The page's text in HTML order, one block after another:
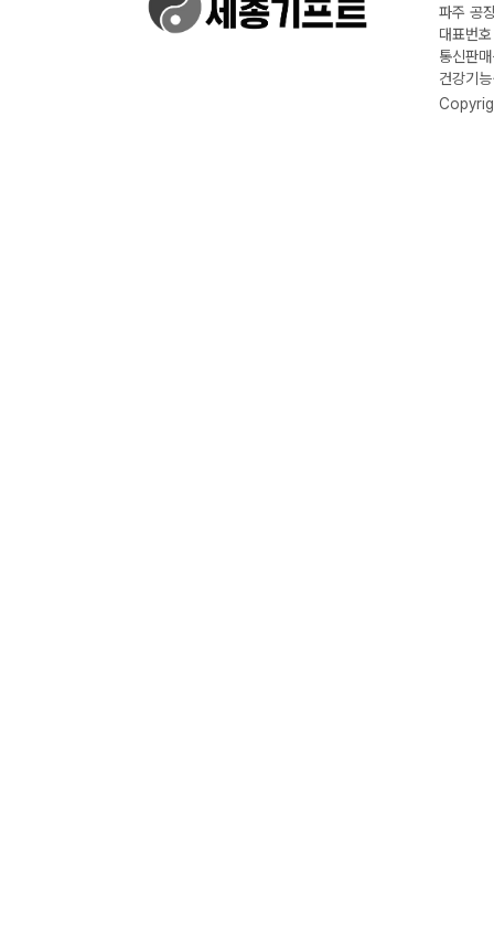
파주 공
대표번
통신판
건강기